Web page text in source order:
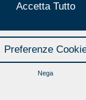
Accetta Tutto
Preferenze
Nega